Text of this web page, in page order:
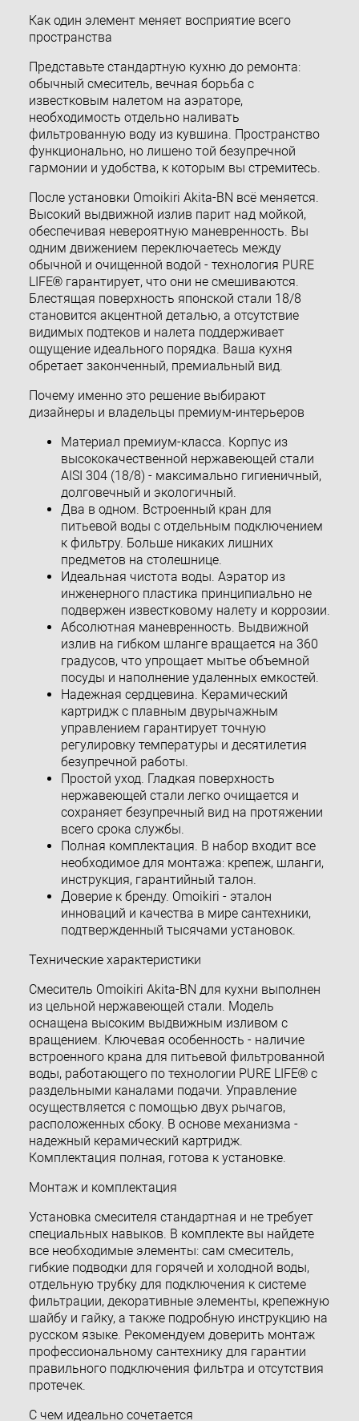
Как один элемент меняет восприятие всего
пространства
Представьте стандартную кухню до ремонта:
обычный смеситель, вечная борьба с
известковым налетом на аэраторе,
необходимость отдельно наливать
фильтрованную воду из кувшина. Пространство
функционально, но лишено той безупречной
гармонии и удобства, к которым вы стремитесь.
После установки Omoikiri Akita-BN всё меняется.
Высокий выдвижной излив парит над мойкой,
обеспечивая невероятную маневренность. Вы
одним движением переключаетесь между
обычной и очищенной водой - технология PURE
LIFE® гарантирует, что они не смешиваются.
Блестящая поверхность японской стали 18/8
становится акцентной деталью, а отсутствие
видимых подтеков и налета поддерживает
ощущение идеального порядка. Ваша кухня
обретает законченный, премиальный вид.
Почему именно это решение выбирают
дизайнеры и владельцы премиум-интерьеров
Материал премиум-класса. Корпус из
высококачественной нержавеющей стали
AISI 304 (18/8) - максимально гигиеничный,
долговечный и экологичный.
Два в одном. Встроенный кран для
питьевой воды с отдельным подключением
к фильтру. Больше никаких лишних
предметов на столешнице.
Идеальная чистота воды. Аэратор из
инженерного пластика принципиально не
подвержен известковому налету и коррозии.
Абсолютная маневренность. Выдвижной
излив на гибком шланге вращается на 360
градусов, что упрощает мытье объемной
посуды и наполнение удаленных емкостей.
Надежная сердцевина. Керамический
картридж с плавным двурычажным
управлением гарантирует точную
регулировку температуры и десятилетия
безупречной работы.
Простой уход. Гладкая поверхность
нержавеющей стали легко очищается и
сохраняет безупречный вид на протяжении
всего срока службы.
Полная комплектация. В набор входит все
необходимое для монтажа: крепеж, шланги,
инструкция, гарантийный талон.
Доверие к бренду. Omoikiri - эталон
инноваций и качества в мире сантехники,
подтвержденный тысячами установок.
Технические характеристики
Смеситель Omoikiri Akita-BN для кухни выполнен
из цельной нержавеющей стали. Модель
оснащена высоким выдвижным изливом с
вращением. Ключевая особенность - наличие
встроенного крана для питьевой фильтрованной
воды, работающего по технологии PURE LIFE® с
раздельными каналами подачи. Управление
осуществляется с помощью двух рычагов,
расположенных сбоку. В основе механизма -
надежный керамический картридж.
Комплектация полная, готова к установке.
Монтаж и комплектация
Установка смесителя стандартная и не требует
специальных навыков. В комплекте вы найдете
все необходимые элементы: сам смеситель,
гибкие подводки для горячей и холодной воды,
отдельную трубку для подключения к системе
фильтрации, декоративные элементы, крепежную
шайбу и гайку, а также подробную инструкцию на
русском языке. Рекомендуем доверить монтаж
профессиональному сантехнику для гарантии
правильного подключения фильтра и отсутствия
протечек.
С чем идеально сочетается